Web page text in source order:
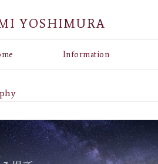
YOSHIMURA
Information